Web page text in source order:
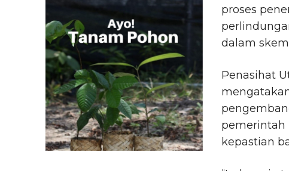
proses
dalam
Penasihat
pemerintah
kepastian